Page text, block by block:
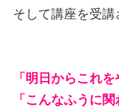
そして講座を受講
「明日からこれ
「こんなふうに